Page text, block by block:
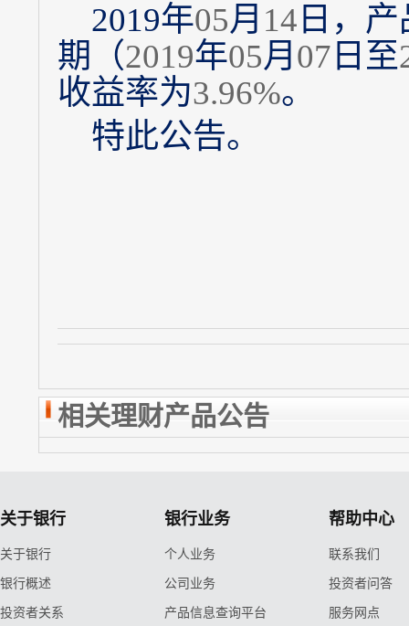
2019年05月 14 日，
期（2019年05月 07 日至
收益率为3.96%。
特此公告。
相关理财产品公告
关于银行
关于银行
银行概述
投资者关系
银行业务
个人业务
公司业务
产品信息查询平台
帮助中心
联系我们
投资者问答
服务网点